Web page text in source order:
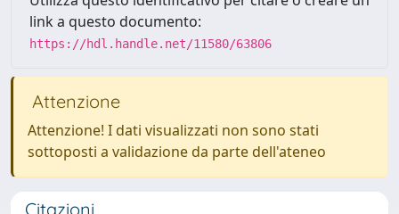
link a questo documento:
https://hdl.handle.net/11580/63806
Attenzione
Attenzione! I dati visualizzati non sono stati
sottoposti a validazione da parte dell'ateneo
Citazioni